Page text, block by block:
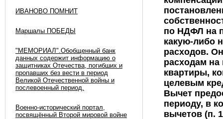
ИВАНОВО ПОМНИТ
Маршалы ПОБЕДЫ
"МЕМОРИАЛ".Обобщенный банк
данных содержит информацию о
защитниках Отечества, погибших и
пропавших без вести в период
Великой Отечественной войны и
послевоенный период.
Военно-исторический портал,
посвящённый Второй мировой войне